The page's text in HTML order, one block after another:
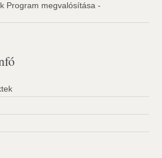
Program megvalósítása -